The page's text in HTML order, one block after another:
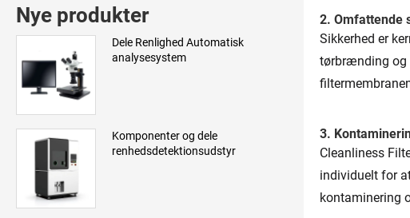
Nye produkter
Dele Renlighed Automatisk
analysesystem
Komponenter og dele
renhedsdetektionsudstyr
2. Omfattende
Sikkerhed er
tørbrænding og
3.
Cleanliness
individuelt for
kontaminering